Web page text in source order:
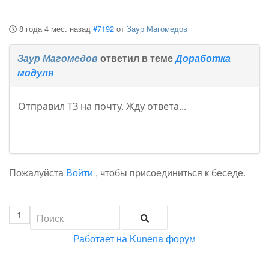
8 года 4 мес. назад #7192 от Заур Магомедов
Заур Магомедовответил в темеДоработка
модуля
Отправил ТЗ на почту. Жду ответа...
Пожалуйста Войти , чтобы присоединиться к беседе.
1
Работает на Kunena форум